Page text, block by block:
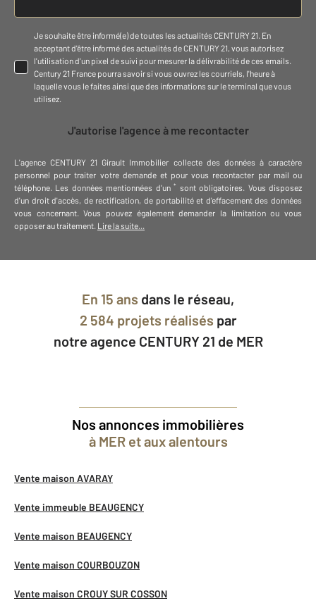
Je souhaite être informé(e) de toutes les actualités CENTURY 21. En
acceptant d'être informé des actualités de CENTURY 21, vous autorisez
l'utilisation d'un pixel de suivi pour mesurer la délivrabilité de ces emails.
Century 21 France pourra savoir si vous ouvrez les courriels, l'heure à
laquelle vous le faites ainsi que des informations sur le terminal que vous
utilisez.
J'autorise l'agence à me recontacter
L'agence CENTURY 21 Girault Immobilier collecte des données à caractère
personnel pour traiter votre demande et pour vous recontacter par mail ou
téléphone. Les données mentionnées d'un * sont obligatoires. Vous disposez
d'un droit d'accès, de rectification, de portabilité et d'effacement des données
vous concernant. Vous pouvez également demander la limitation ou vous
opposer au traitement. Lire la suite...
En 15 ans dans le réseau,
2 584 projets réalisés par
notre agence CENTURY 21 de MER
Nos annonces immobilières
à MER et aux alentours
Vente maison AVARAY
Vente immeuble BEAUGENCY
Vente maison BEAUGENCY
Vente maison COURBOUZON
Vente maison CROUY SUR COSSON